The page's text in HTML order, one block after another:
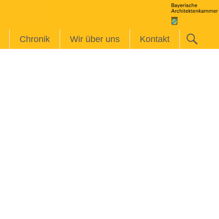
Chronik Wir über uns Kontakt